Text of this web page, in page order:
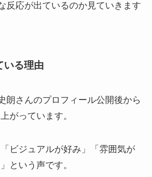
反応が出ているのか見ていきます
いる理由
朗さんのプロフィール公開後から
がっています。
ビジュアルが好み」「雰囲気が
という声です。